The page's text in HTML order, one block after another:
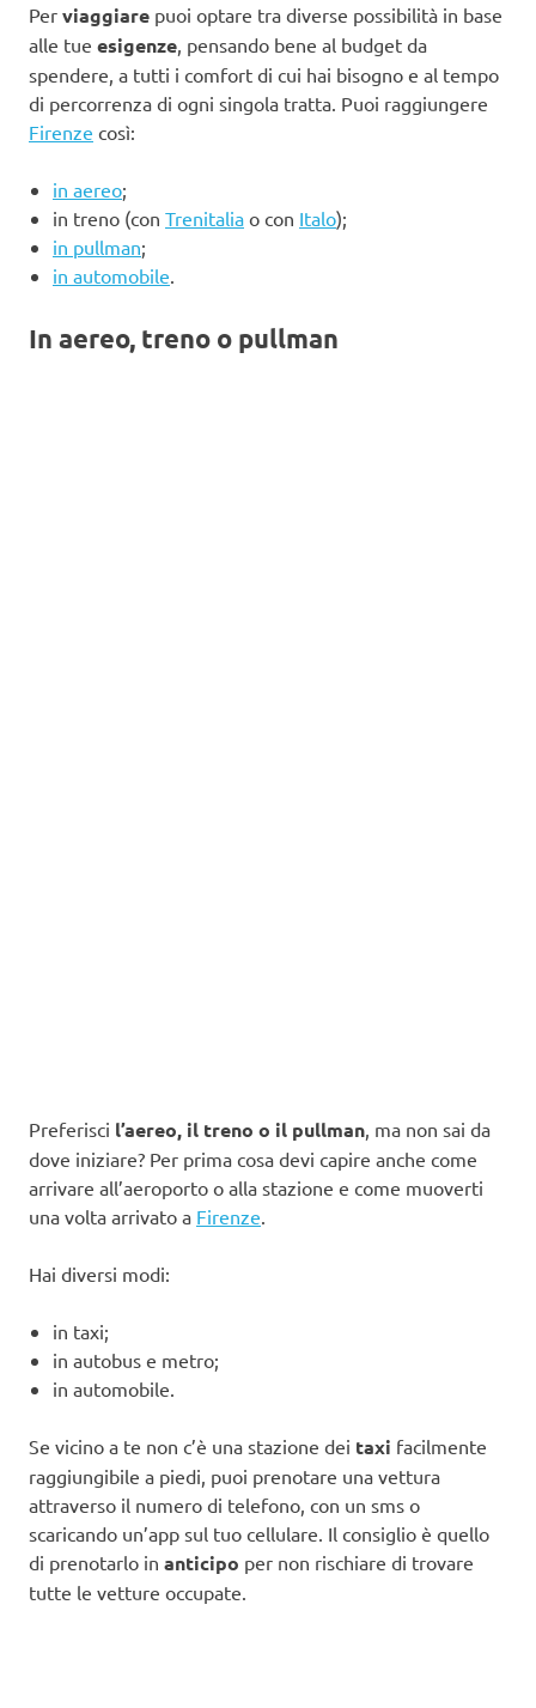
Per viaggiare puoi optare tra diverse possibilità in base
alle tue esigenze , pensando bene al budget da
spendere, a tutti i comfort di cui hai bisogno e al tempo
di percorrenza di ogni singola tratta. Puoi raggiungere
Firenze così:
in aereo;
in treno (con Trenitalia o con Italo);
in pullman;
in automobile
In aereo, treno o pullman
Preferisci l’aereo, il treno o il pullman, ma non sai da
dove iniziare? Per prima cosa devi capire anche come
arrivare all’aeroporto o alla stazione e come muoverti
una volta arrivato a Firenze.
Hai diversi modi:
in taxi;
in autobus e metro;
in automobile.
Se vicino a te non c’è una stazione dei taxi facilmente
raggiungibile a piedi, puoi prenotare una vettura
attraverso il numero di telefono, con un sms o
scaricando un’app sul tuo cellulare. Il consiglio è quello
di prenotarlo in anticipo per non rischiare di trovare
tutte le vetture occupate.